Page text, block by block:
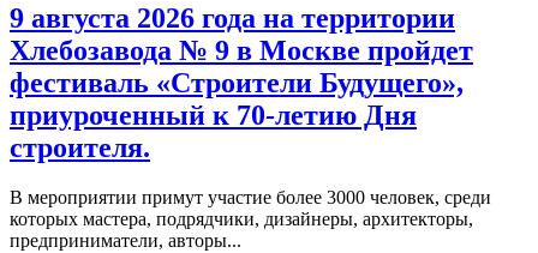
9 августа 2026 года на территории
Хлебозавода № 9 в Москве пройдет
фестиваль «Строители Будущего»,
приуроченный к 70-летию Дня
строителя.
В мероприятии примут участие более 3000 человек, среди
которых мастера, подрядчики, дизайнеры, архитекторы,
предприниматели, авторы...